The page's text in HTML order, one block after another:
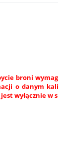
broni
o danym
wyłącznie w